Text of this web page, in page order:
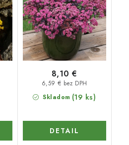
Skladom (19 ks)
6,59 € bez DPH
8,10 €
DETAIL